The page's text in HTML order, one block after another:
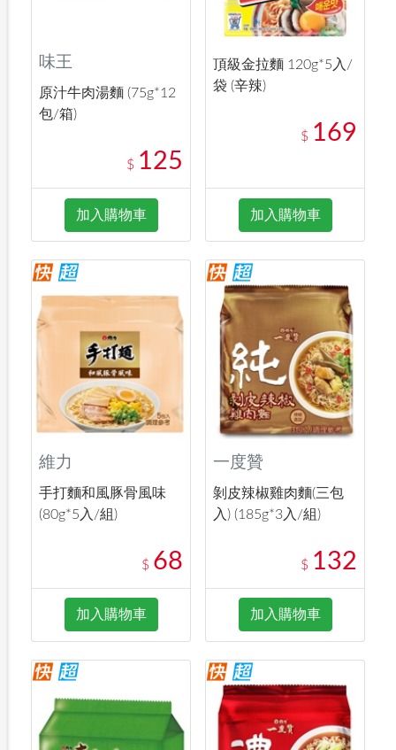
味王
原汁牛肉湯麵 (75g*12
包/箱)
$ 125
加入購物車
頂級金拉麵 120g*5入/
袋 (辛辣)
$ 169
加入購物車
維力
手打麵和風豚骨風味
(80g*5入/組)
$ 68
加入購物車
一度贊
剝皮辣椒雞肉麵(三包
入) (185g*3入/組)
$ 132
加入購物車